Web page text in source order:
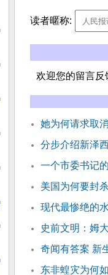
读者暱称:
欢迎您的留言反
她为何请求取
分步介绍新泽
一个市委书记
美国为何要封
现代最惨绝的
史前文明：姆
奇闻有答案 新
东非蝗灾为何